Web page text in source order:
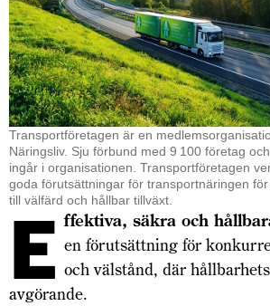
Transportföretagen är en
Näringsliv. Sju förbund med 9 100 företag
ingår i organisationen. Transportföretagen
goda förutsättningar för transport­näringen
till välfärd och hållbar tillväxt.
E ffektiva, säkra och
en förutsättning för
och välstånd, där
avgörande.